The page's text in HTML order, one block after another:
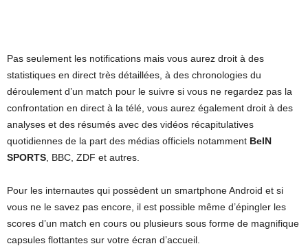
Pas seulement les notifications mais vous aurez droit à des
statistiques en direct très détaillées, à des chronologies du
déroulement d’un match pour le suivre si vous ne regardez pas la
confrontation en direct à la télé, vous aurez également droit à des
analyses et des résumés avec des vidéos récapitulatives
quotidiennes de la part des médias officiels notamment BeIN
SPORTS , BBC, ZDF et autres.
Pour les internautes qui possèdent un smartphone Android et si
vous ne le savez pas encore, il est possible même d’épingler les
scores d’un match en cours ou plusieurs sous forme de magnifique
capsules flottantes sur votre écran d’accueil.